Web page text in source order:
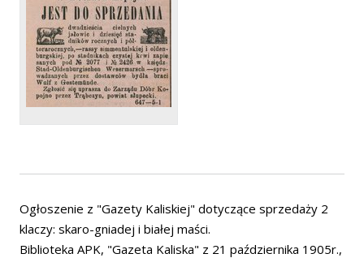
Ogłoszenie z "Gazety Kaliskiej" dotyczące sprzedaży 2
klaczy: skaro-gniadej i białej maści.
Biblioteka APK, "Gazeta Kaliska" z 21 października 1905r.,